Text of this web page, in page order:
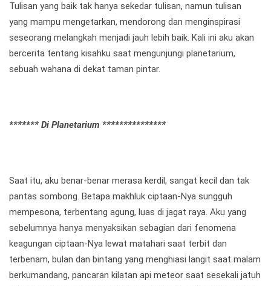
Tulisan yang baik tak hanya sekedar tulisan, namun tulisan
yang mampu mengetarkan, mendorong dan menginspirasi
seseorang melangkah menjadi jauh lebih baik. Kali ini aku akan
bercerita tentang kisahku saat mengunjungi planetarium,
sebuah wahana di dekat taman pintar.
******* Di Planetarium ***************
Saat itu, aku benar-benar merasa kerdil, sangat kecil dan tak
pantas sombong. Betapa makhluk ciptaan-Nya sungguh
mempesona, terbentang agung, luas di jagat raya. Aku yang
sebelumnya hanya menyaksikan sebagian dari fenomena
keagungan ciptaan-Nya lewat matahari saat terbit dan
terbenam, bulan dan bintang yang menghiasi langit saat malam
berkumandang, pancaran kilatan api meteor saat sesekali jatuh